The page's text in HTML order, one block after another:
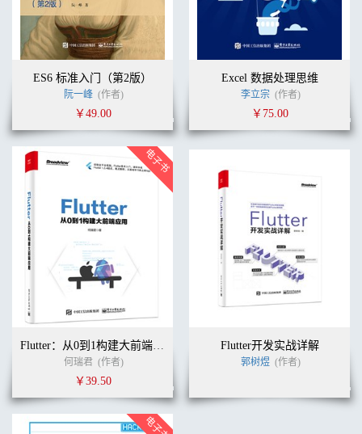
ES6 标准入门（第2版）
阮一峰 (作者)
￥49.00
Excel 数据处理思维
李立宗 (作者)
￥75.00
Flutter：从0到1构建大前端应用
何瑞君 (作者)
￥39.50
Flutter开发实战详解
郭树煜 (作者)